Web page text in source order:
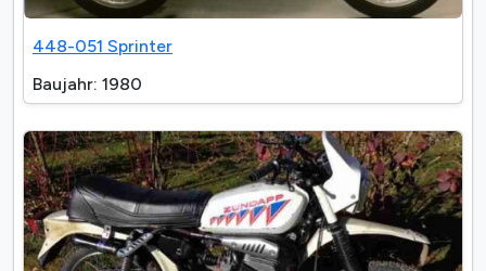
448-051 Sprinter
Baujahr: 1980